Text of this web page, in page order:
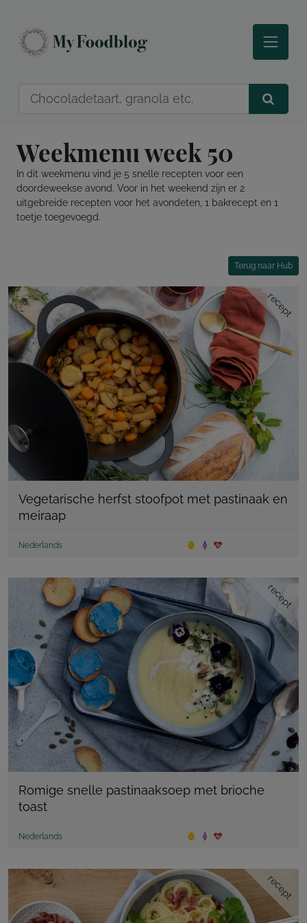
Weekmenu week 50
In dit weekmenu vind je 5 snelle recepten voor een
doordeweekse avond. Voor in het weekend zijn er 2
uitgebreide recepten voor het avondeten, 1 bakrecept en 1
toetje toegevoegd.
Terug naar Hub
recept
Vegetarische herfst stoofpot met pastinaak en
meiraap
Nederlands
recept
Romige snelle pastinaaksoep met brioche
toast
Nederlands
recept